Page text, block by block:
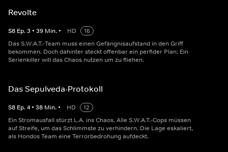
Revolte
S8 Ep.3 • 39 Min. • HD
16
Das S.W.A.T.-Team muss einen Gefängnisaufstand in den Griff
bekommen. Doch dahinter steckt offenbar ein perfider Plan: Ein
Serienkiller will das Chaos nutzen um zu fliehen.
Das Sepulveda-Protokoll
S8 Ep.4 • 38 Min. • HD
12
Ein Stromausfall stürzt L.A. ins Chaos. Alle S.W.A.T.-Cops müssen
auf Streife, um das Schlimmste zu verhindern. Die Lage eskaliert,
als Hondos Team eine Terrorbedrohung aufdeckt.